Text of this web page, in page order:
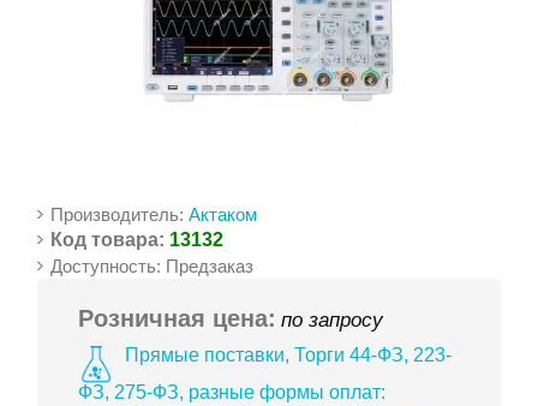
Производитель:Актаком
Код товара: 13132
Доступность: Предзаказ
Розничная цена: по запросу
Прямые поставки, Торги 44-ФЗ, 223-
ФЗ, 275-ФЗ, разные формы оплат: